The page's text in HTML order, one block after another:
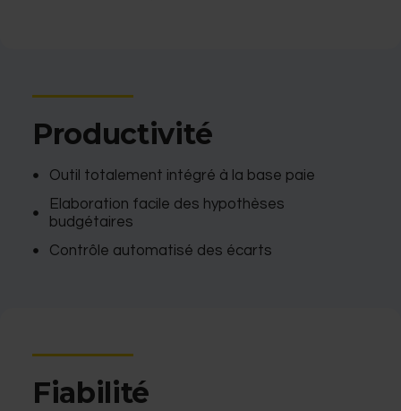
Productivité
Outil totalement intégré à la base paie
Elaboration facile des hypothèses
budgétaires
Contrôle automatisé des écarts
Fiabilité